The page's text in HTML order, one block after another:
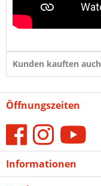
Kunden kauften auch
Öffnungszeiten
Informationen